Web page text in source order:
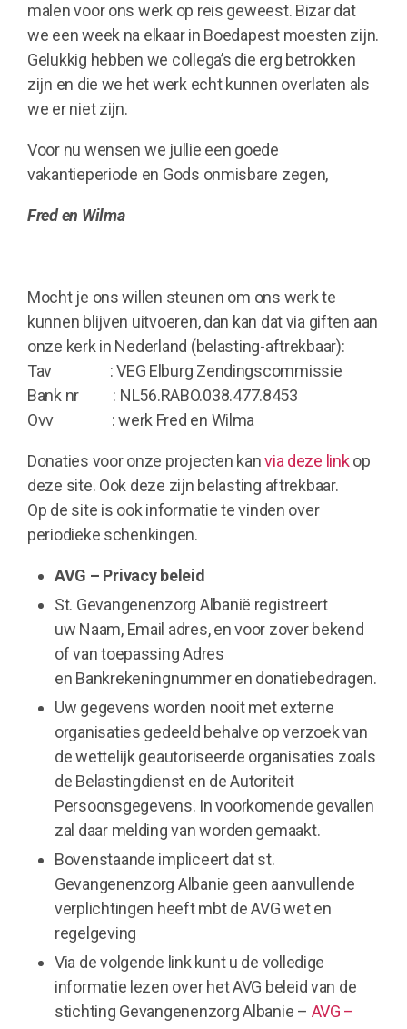
malen voor ons werk op reis geweest. Bizar dat
we een week na elkaar in Boedapest moesten zijn.
Gelukkig hebben we collega’s die erg betrokken
zijn en die we het werk echt kunnen overlaten als
we er niet zijn.
Voor nu wensen we jullie een goede
vakantieperiode en Gods onmisbare zegen,
Fred en Wilma
Mocht je ons willen steunen om ons werk te
kunnen blijven uitvoeren, dan kan dat via giften aan
onze kerk in Nederland (belasting-aftrekbaar):
Tav : VEG Elburg Zendingscommissie
Bank nr : NL56.RABO.038.477.8453
Ovv : werk Fred en Wilma
Donaties voor onze projecten kanvia deze linkop
deze site. Ook deze zijn belasting aftrekbaar.
Op de site is ook informatie te vinden over
periodieke schenkingen.
AVG – Privacy beleid
St. Gevangenenzorg Albanië registreert
uw Naam, Email adres, en voor zover bekend
of van toepassing Adres
en Bankrekeningnummer en donatiebedragen.
Uw gegevens worden nooit met externe
organisaties gedeeld behalve op verzoek van
de wettelijk geautoriseerde organisaties zoals
de Belastingdienst en de Autoriteit
Persoonsgegevens. In voorkomende gevallen
zal daar melding van worden gemaakt.
Bovenstaande impliceert dat st.
Gevangenenzorg Albanie geen aanvullende
verplichtingen heeft mbt de AVG wet en
regelgeving
Via de volgende link kunt u de volledige
informatie lezen over het AVG beleid van de
stichting Gevangenenzorg Albanie – AVG –